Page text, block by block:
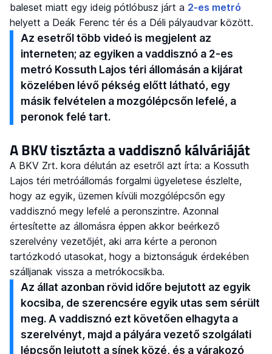
baleset miatt egy ideig pótlóbusz járt a 2-es metró
helyett a Deák Ferenc tér és a Déli pályaudvar között.
Az esetről több videó is megjelent az
interneten; az egyiken a vaddisznó a 2-es
metró Kossuth Lajos téri állomásán a kijárat
közelében lévő pékség előtt látható, egy
másik felvételen a mozgólépcsőn lefelé, a
peronok felé tart.
A BKV tisztázta a vaddisznó kálváriáját
A BKV Zrt. kora délután az esetről azt írta: a Kossuth
Lajos téri metróállomás forgalmi ügyeletese észlelte,
hogy az egyik, üzemen kívüli mozgólépcsőn egy
vaddisznó megy lefelé a peronszintre. Azonnal
értesítette az állomásra éppen akkor beérkező
szerelvény vezetőjét, aki arra kérte a peronon
tartózkodó utasokat, hogy a biztonságuk érdekében
szálljanak vissza a metrókocsikba.
Az állat azonban rövid időre bejutott az egyik
kocsiba, de szerencsére egyik utas sem sérült
meg. A vaddisznó ezt követően elhagyta a
szerelvényt, majd a pályára vezető szolgálati
lépcsőn lejutott a sínek közé, és a várakozó